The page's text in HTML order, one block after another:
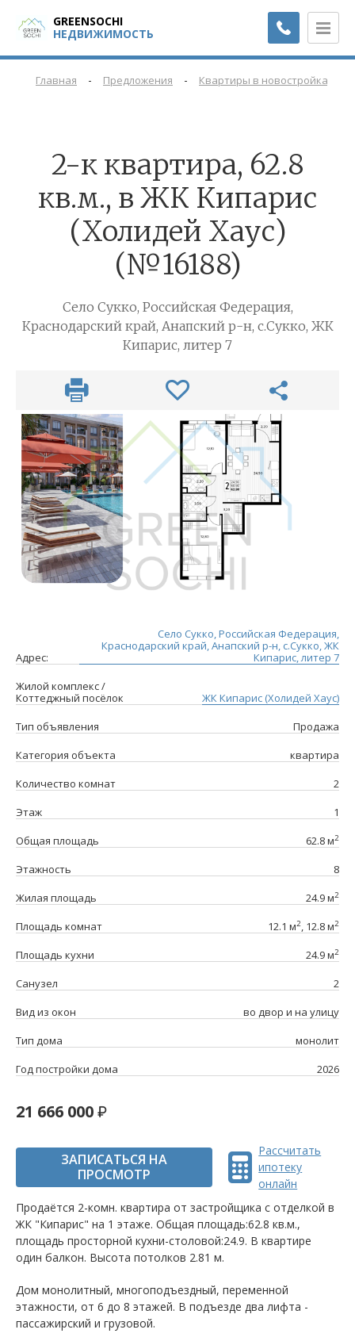
GREENSOCHI
НЕДВИЖИМОСТЬ
Главная - Предложения - Квартиры в новостройках
2-к квартира, 62.8
кв.м., в ЖК Кипарис
(Холидей Хаус)
(№16188)
Село Сукко, Российская Федерация,
Краснодарский край, Анапский р-н, с.Сукко, ЖК
Кипарис, литер 7
Адрес:
Село Сукко, Российская Федерация,
Краснодарский край, Анапский р-н, с.Сукко, ЖК
Кипарис, литер 7
Жилой комплекс /
Коттеджный посёлок
ЖК Кипарис (Холидей Хаус)
Тип объявления
Продажа
Категория объекта
квартира
Количество комнат
2
Этаж
1
Общая площадь
62.8 м2
Этажность
8
Жилая площадь
24.9 м2
Площадь комнат 12.1 м2, 12.8 м2
Площадь кухни 24.9 м2
Санузел
2
Вид из окон
во двор и на улицу
Тип дома
монолит
Год постройки дома
2026
21 666 000
ЗАПИСАТЬСЯ НА
ПРОСМОТР
Рассчитать
ипотеку
онлайн
Продаётся 2-комн. квартира от застройщика c отделкой в
ЖК "Кипарис" на 1 этаже. Общая площадь:62.8 кв.м.,
площадь просторной кухни-столовой:24.9. B квартире
один балкон. Высота потолков 2.81 м.
Дом монолитный, многоподъездный, переменной
этажности, от 6 до 8 этажей. B подъезде два лифта -
пассажирский и грузовой.